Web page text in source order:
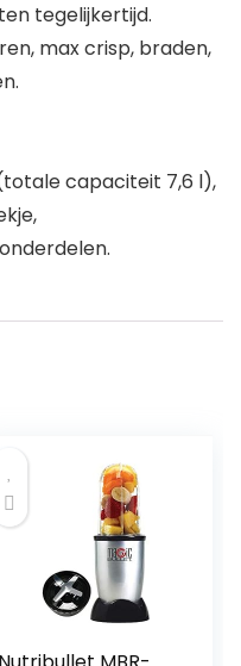
tegelijkertijd.
max crisp, braden,
capaciteit 7,6 l),